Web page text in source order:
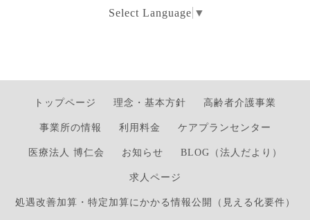
Select Language ▼
トップページ 理念・基本方針 高齢者介護事業
事業所の情報 利用料金 ケアプランセンター
医療法人 博仁会 お知らせ BLOG（法人だより）
求人ページ
処遇改善加算・特定加算にかかる情報公開（見える化要件）